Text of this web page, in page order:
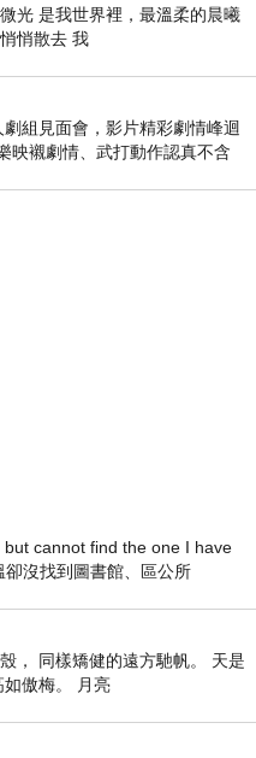
光 是我世界裡，最溫柔的晨曦
悄散去 我
組見面會，影片精彩劇情峰迴
映襯劇情、武打動作認真不含
cannot find the one I have
沒找到圖書館、區公所
， 同樣矯健的遠方馳帆。 天是
傲梅。 月亮